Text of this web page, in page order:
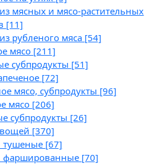
мясных и мясо-растительных
[11]
рубленого мяса [54]
мясо [211]
субпродукты [51]
[72]
мясо, субпродукты [96]
мясо [206]
субпродукты [26]
[370]
[67]
[70]